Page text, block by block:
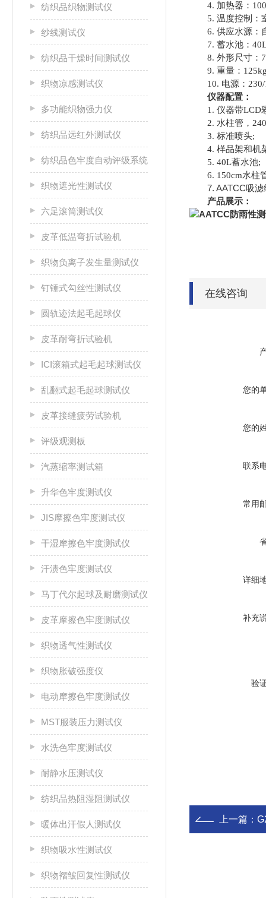
纺织品织物测试仪
纱线测试仪
纺织品干燥时间测试仪
织物凉感测试仪
多功能织物强力仪
纺织品远红外测试仪
纺织品色牢度自动评级系统
织物遮光性测试仪
六足滚筒测试仪
皮革低温弯折试验机
织物负离子发生量测试仪
钉锤式勾丝性测试仪
圆轨迹法起毛起球仪
皮革耐弯折试验机
ICI滚箱式起毛起球测试仪
乱翻式起毛起球测试仪
皮革接缝疲劳试验机
评级观测板
汽蒸缩率测试箱
升华色牢度测试仪
JIS摩擦色牢度测试仪
干湿摩擦色牢度测试仪
汗渍色牢度测试仪
马丁代尔起球及耐磨测试仪
皮革摩擦色牢度测试仪
织物透气性测试仪
织物胀破强度仪
电动摩擦色牢度测试仪
MST服装压力测试仪
水洗色牢度测试仪
耐静水压测试仪
纺织品热阻湿阻测试仪
暖体出汗假人测试仪
织物吸水性测试仪
织物褶皱回复性测试仪
4. 加热器：
5. 温度控制：
6. 供应水源：
7. 蓄水池：
8. 外形尺寸：
9. 重量：
10. 电源：230/
仪器配置：
1. 仪器带LCD
2. 水柱管，
3. 标准喷头;
4. 样品架和机
5. 40L蓄水池;
6. 150cm水柱
7. AATCC吸滤
产品展示：
在线咨询
您的
您的
联系
常用
详细
补充
验
上一篇：